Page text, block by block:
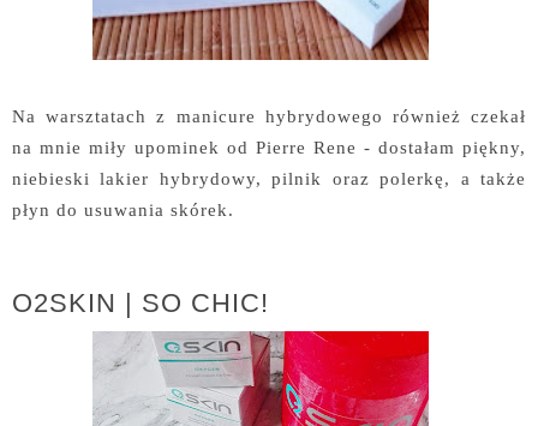
Na warsztatach z manicure hybrydowego również czekał
na mnie miły upominek od Pierre Rene - dostałam piękny,
niebieski lakier hybrydowy, pilnik oraz polerkę, a także
płyn do usuwania skórek.
O2SKIN | SO CHIC!